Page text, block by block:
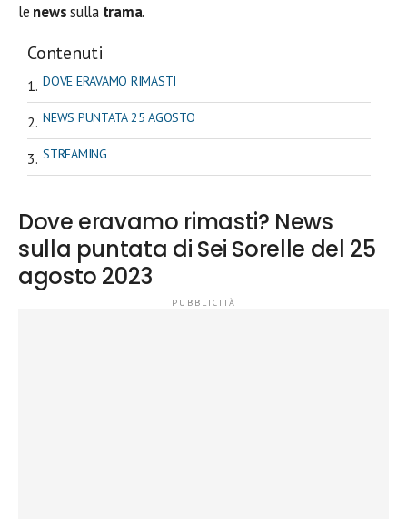
le newssulla trama.
Contenuti
DOVE ERAVAMO RIMASTI
NEWS PUNTATA 25 AGOSTO
STREAMING
Dove eravamo rimasti? News
sulla puntata di Sei Sorelle del 25
agosto 2023